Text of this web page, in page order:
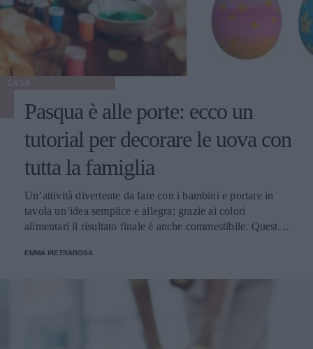
Pasqua è alle porte: ecco un
tutorial per decorare le uova con
tutta la famiglia
Un’attività divertente da fare con i bambini e portare in
tavola un’idea semplice e allegra: grazie ai colori
alimentari il risultato finale è anche commestibile. Questa è
oggi è molto sentita.
EMMA PIETRAROSA